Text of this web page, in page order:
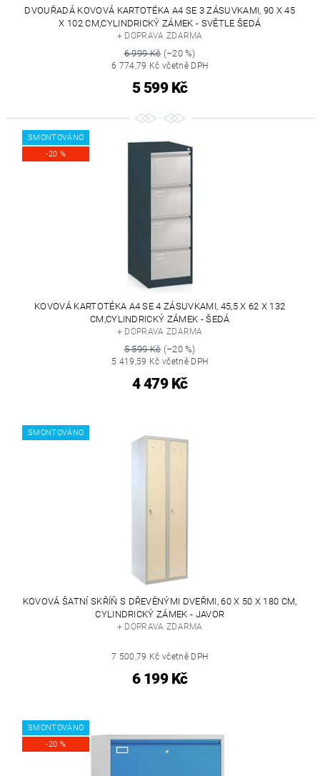
DVOUŘADÁ KOVOVÁ KARTOTÉKA A4 SE 3 ZÁSUVKAMI, 90 X 45
X 102 CM,CYLINDRICKÝ ZÁMEK - SVĚTLE ŠEDÁ
+ DOPRAVA ZDARMA
6 999 Kč(–20 %)
6 774,79 Kč včetně DPH
5 599 Kč
SMONTOVÁNO
-20 %
KOVOVÁ KARTOTÉKA A4 SE 4 ZÁSUVKAMI, 45,5 X 62 X 132
CM,CYLINDRICKÝ ZÁMEK - ŠEDÁ
+ DOPRAVA ZDARMA
5 599 Kč(–20 %)
5 419,59 Kč včetně DPH
4 479 Kč
SMONTOVÁNO
KOVOVÁ ŠATNÍ SKŘÍŇ S DŘEVĚNÝMI DVEŘMI, 60 X 50 X 180 CM,
CYLINDRICKÝ ZÁMEK - JAVOR
+ DOPRAVA ZDARMA
7 500,79 Kč včetně DPH
6 199 Kč
SMONTOVÁNO
-20 %